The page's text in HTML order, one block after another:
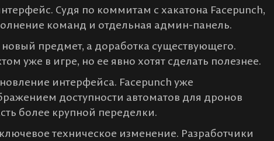
Судя по коммитам с хакатона Facepunch,
команд и отдельная админ-панель.
новый предмет, а доработка существующего.
уже в игре, но ее явно хотят сделать полезнее.
интерфейса. Facepunch уже
доступности автоматов для дронов
более крупной переделки.
ключевое техническое изменение. Разработчики